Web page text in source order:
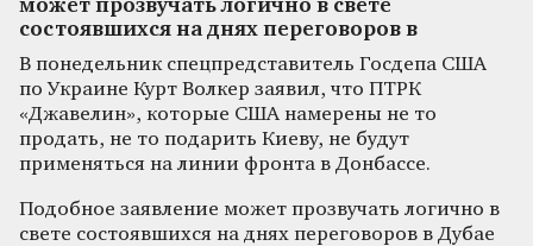
может прозвучать логично в свете
состоявшихся на днях переговоров в
В понедельник спецпредставитель Госдепа США
по Украине Курт Волкер заявил, что ПТРК
«Джавелин», которые США намерены не то
продать, не то подарить Киеву, не будут
применяться на линии фронта в Донбассе.
Подобное заявление может прозвучать логично в
свете состоявшихся на днях переговоров в Дубае